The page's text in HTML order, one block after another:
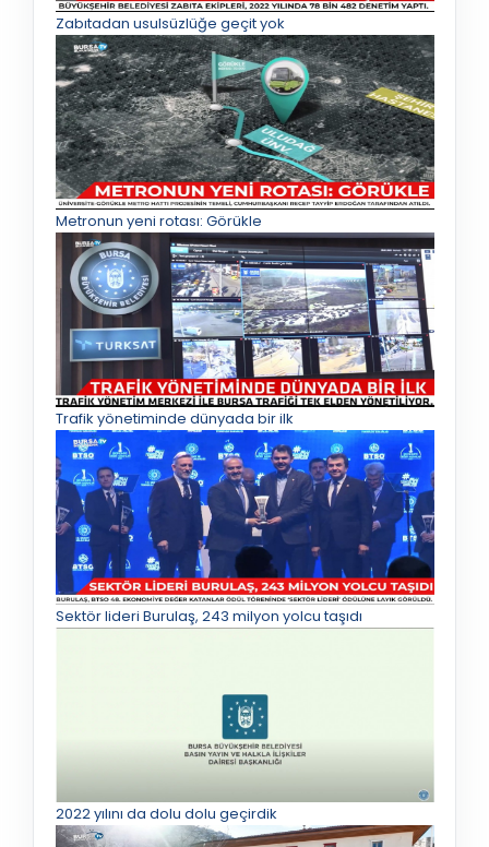
Zabıtadan usulsüzlüğe geçit yok
Metronun yeni rotası: Görükle
Trafik yönetiminde dünyada bir ilk
Sektör lideri Burulaş, 243 milyon yolcu taşıdı
2022 yılını da dolu dolu geçirdik